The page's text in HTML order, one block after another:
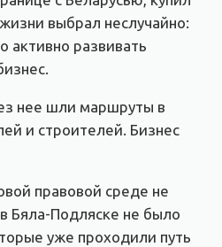
выбрал неслучайно:
активно развивать
нее шли маршруты в
и строителей. Бизнес
правовой среде не
Бяла-Подляске не было
уже проходили путь